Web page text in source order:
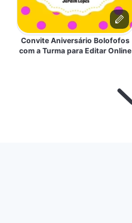
Convite Aniversário Bolofofos
com a Turma para Editar Online